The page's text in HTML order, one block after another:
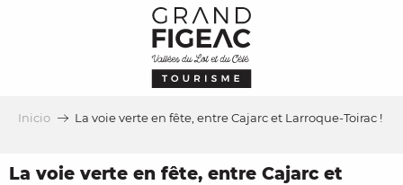
Inicio La voie verte en fête, entre Cajarc et Larroque-Toirac !
La voie verte en fête, entre Cajarc et